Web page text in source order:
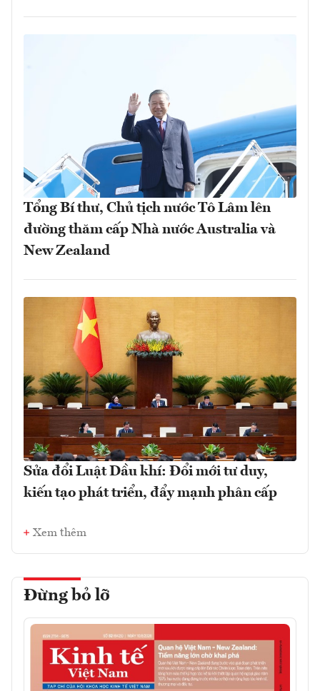
Tổng Bí thư, Chủ tịch nước Tô Lâm lên
đường thăm cấp Nhà nước Australia và
New Zealand
Sửa đổi Luật Dầu khí: Đổi mới tư duy,
kiến tạo phát triển, đẩy mạnh phân cấp
Xem thêm
Đừng bỏ lỡ